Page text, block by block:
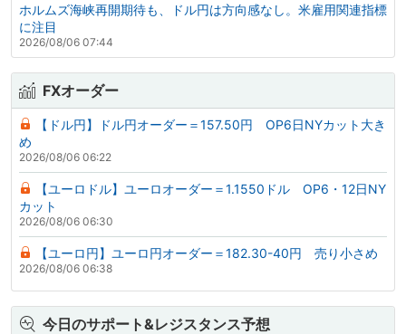
ホルムズ海峡再開期待も、ドル円は方向感なし。米雇用関連指標
に注目
2026/08/06 07:44
FXオーダー
【ドル円】ドル円オーダー＝157.50円 OP6日NYカット大き
め
2026/08/06 06:22
【ユーロドル】ユーロオーダー＝1.1550ドル OP6・12日NY
カット
2026/08/06 06:30
【ユーロ円】ユーロ円オーダー＝182.30-40円 売り小さめ
2026/08/06 06:38
今日のサポート&レジスタンス予想